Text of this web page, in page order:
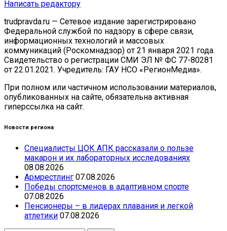
Написать редактору
trudpravda.ru — Сетевое издание зарегистрировано
Федеральной службой по надзору в сфере связи,
информационных технологий и массовых
коммуникаций (Роскомнадзор) от 21 января 2021 года.
Свидетельство о регистрации СМИ ЭЛ № ФС 77-80281
от 22.01.2021. Учредитель: ГАУ НСО «РегионМедиа».
При полном или частичном использовании материалов,
опубликованных на сайте, обязательна активная
гиперссылка на сайт.
Новости региона
Специалисты ЦОК АПК рассказали о пользе
макарон и их лабораторных исследованиях
08.08.2026
Армрестлинг 07.08.2026
Победы спортсменов в адаптивном спорте
07.08.2026
Пенсионеры – в лидерах плавания и легкой
атлетики 07.08.2026